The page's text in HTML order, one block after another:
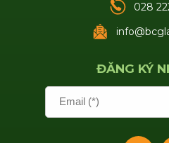
028
ĐĂNG KÝ
Email (*)